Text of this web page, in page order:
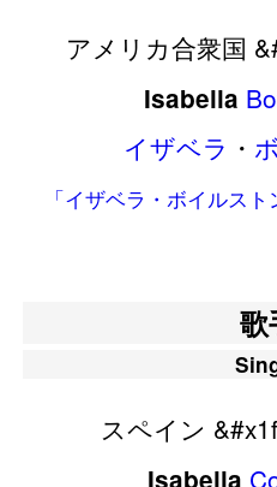
アメリカ合衆国
Isabella
イザベラ ・
「イザベラ・ボイルス
歌
スペイン
Isabella